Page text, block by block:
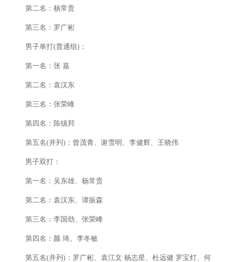
第二名：杨常贵
第三名：罗广彬
男子单打(普通组)：
第一名：张 嘉
第二名：袁汉东
第三名：张荣峰
第四名：陈镇邦
第五名(并列)：曾茂青、谢雪明、李健辉、王晓伟
男子双打：
第一名：吴东雄、杨常贵
第二名：袁汉东、谭振森
第三名：李国劲、张荣峰
第四名：颜 琦、李冬敏
第五名(并列)：罗广彬、袁江文 杨志星、杜远健 罗宝灯、何